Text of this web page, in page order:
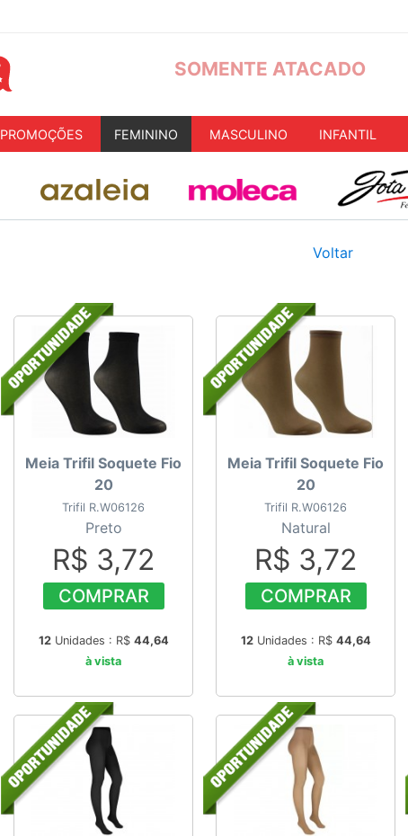
SOMENTE ATACADO
PROMOÇÕES FEMININO MASCULINO INFANTIL
Voltar
Meia Trifil Soquete Fio
20
Trifil R.W06126
Preto
R$ 3,72
COMPRAR
12Unidades : R$ 44,64
à vista
Meia Trifil Soquete Fio
20
Trifil R.W06126
Natural
R$ 3,72
COMPRAR
12Unidades : R$ 44,64
à vista